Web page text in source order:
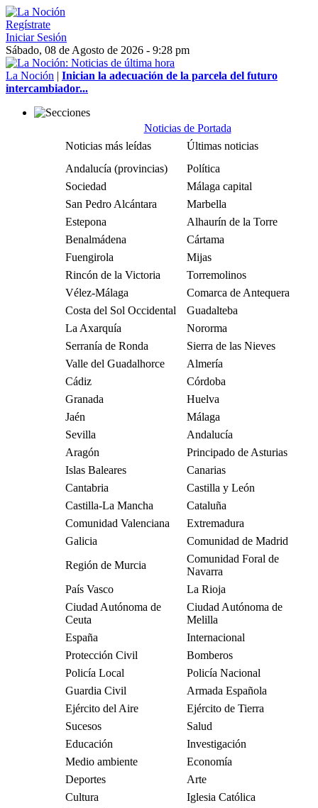
Regístrate
Iniciar Sesión
Sábado, 08 de Agosto de 2026 - 9:28 pm
La Noción | Inician la adecuación de la parcela del futuro
intercambiador...
Noticias de Portada
Noticias más leídas
Últimas noticias
Andalucía (provincias)
Política
Sociedad
Málaga capital
San Pedro Alcántara
Marbella
Estepona
Alhaurín de la Torre
Benalmádena
Cártama
Fuengirola
Mijas
Rincón de la Victoria
Torremolinos
Vélez-Málaga
Comarca de Antequera
Costa del Sol Occidental
Guadalteba
La Axarquía
Nororma
Serranía de Ronda
Sierra de las Nieves
Valle del Guadalhorce
Almería
Cádiz
Córdoba
Granada
Huelva
Jaén
Málaga
Sevilla
Andalucía
Aragón
Principado de Asturias
Islas Baleares
Canarias
Cantabria
Castilla y León
Castilla-La Mancha
Cataluña
Comunidad Valenciana
Extremadura
Galicia
Comunidad de Madrid
Región de Murcia
Comunidad Foral de
Navarra
País Vasco
La Rioja
Ciudad Autónoma de
Ceuta
Ciudad Autónoma de
Melilla
España
Internacional
Protección Civil
Bomberos
Policía Local
Policía Nacional
Guardia Civil
Armada Española
Ejército del Aire
Ejército de Tierra
Sucesos
Salud
Educación
Investigación
Medio ambiente
Economía
Deportes
Arte
Cultura
Iglesia Católica